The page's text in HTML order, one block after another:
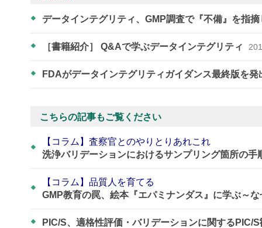
データインテグリティ、GMP調査で『不備』を指
［書籍紹介］ Q&Aで学ぶデータインテグリティ
FDAがデータインテグリティガイダンス最終版を
こちらの記事もご覧ください
【コラム】査察官とのやりとりあれこれ
洗浄バリデーションにおけるサンプリング箇所の手
【コラム】品質人を育てる
GMP教育の罠、絵本『エパミナンダス』に学ぶ～
PIC/S、適格性評価・バリデーションに関するPIC/